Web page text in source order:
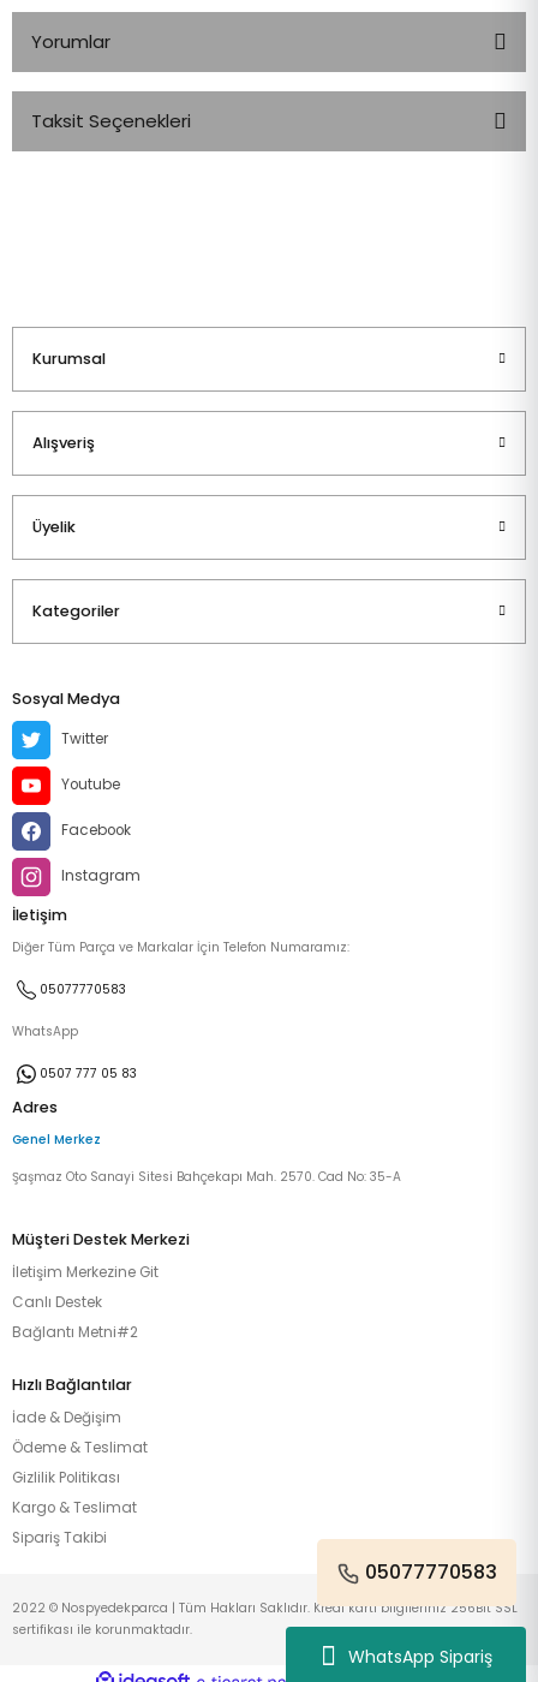
WhatsApp Sipariş
Yorumlar
Taksit Seçenekleri
Kurumsal
Alışveriş
Üyelik
Kategoriler
Sosyal Medya
Twitter
Youtube
Facebook
Instagram
İletişim
Diğer Tüm Parça ve Markalar İçin Telefon Numaramız:
05077770583
WhatsApp
0507 777 05 83
Adres
Genel Merkez
Şaşmaz Oto Sanayi Sitesi Bahçekapı Mah. 2570. Cad No: 35-A
Müşteri Destek Merkezi
İletişim Merkezine Git
Canlı Destek
Bağlantı Metni#2
Hızlı Bağlantılar
İade & Değişim
Ödeme & Teslimat
Gizlilik Politikası
Kargo & Teslimat
Sipariş Takibi
05077770583
2022 © Nospyedekparca | Tüm Hakları Saklıdır. Kredi kartı bilgileriniz 256Bit SSL
sertifikası ile korunmaktadır.